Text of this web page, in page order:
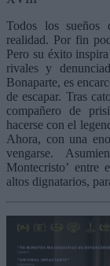
Todos los sueños
realidad. Por fin
Pero su éxito
rivales y
Bonaparte, es
de escapar. Tras
compañero de
hacerse con el
Ahora, con una
vengarse.
Montecristo’ entre
altos dignatarios,